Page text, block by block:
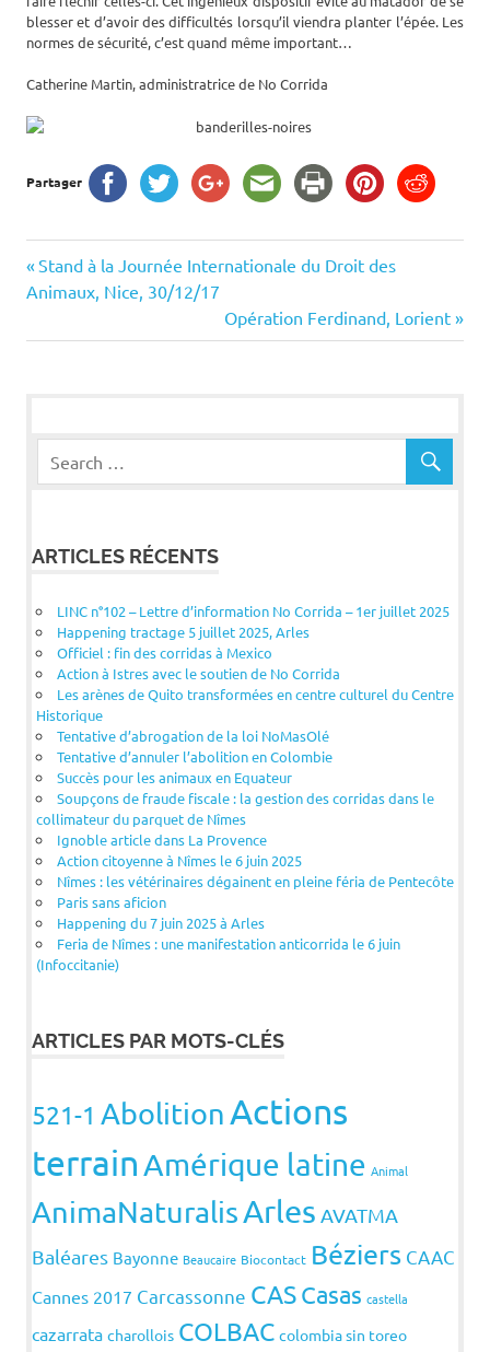
blesser et d’avoir des difficultés lorsqu’il viendra planter l’épée. Les
normes de sécurité, c’est quand même important…
Catherine Martin, administratrice de No Corrida
Partager
Navigation
Previous
Post:
Stand à la Journée Internationale du Droit des
Animaux, Nice, 30/12/17
Next
Post:
Opération Ferdinand, Lorient
ARTICLES RÉCENTS
LINC n°102 – Lettre d’information No Corrida – 1er juillet 2025
Happening tractage 5 juillet 2025, Arles
Officiel : fin des corridas à Mexico
Action à Istres avec le soutien de No Corrida
Les arènes de Quito transformées en centre culturel du Centre
Historique
Tentative d’abrogation de la loi NoMasOlé
Tentative d’annuler l’abolition en Colombie
Succès pour les animaux en Equateur
Soupçons de fraude fiscale : la gestion des corridas dans le
collimateur du parquet de Nîmes
Ignoble article dans La Provence
Action citoyenne à Nîmes le 6 juin 2025
Nîmes : les vétérinaires dégainent en pleine féria de Pentecôte
Paris sans aficion
Happening du 7 juin 2025 à Arles
Feria de Nîmes : une manifestation anticorrida le 6 juin
(Infoccitanie)
ARTICLES PAR MOTS-CLÉS
521-1 AbolitionActions
terrainAmérique latine Animal
AnimaNaturalisArles AVATMA
Baléares Bayonne Beaucaire Biocontact Béziers CAAC
Cannes 2017 Carcassonne CASCasas castella
cazarrata charollois COLBAC colombia sin toreo